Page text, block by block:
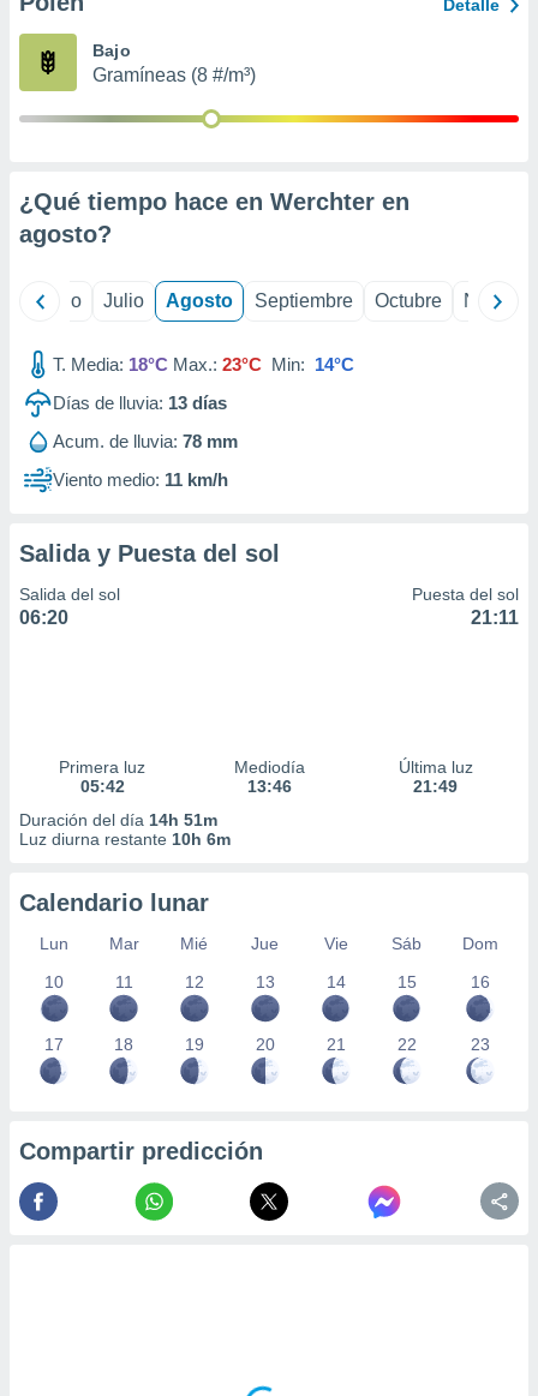
publicidad
1199
Detalle
Bajo
Gramíneas (8 #/m³)
¿Qué tiempo hace en Werchter en
agosto?
Junio Julio Agosto Septiembre Octubre
T. Media: 18°C Max.: 23°C Min: 14°C
Días de lluvia: 13 días
Acum. de lluvia: 78 mm
Viento medio: 11 km/h
Salida y Puesta del sol
Salida del sol
06:20
Puesta del sol
21:11
Primera luz
05:42
Mediodía
13:46
Última luz
21:49
Duración del día 14h 51m
Luz diurna restante 10h 6m
Calendario lunar
Lun Mar Mié Jue Vie Sáb
Dom
10
11 12 13 14 15 16
17 18 19 20 21 22 23
Compartir predicción